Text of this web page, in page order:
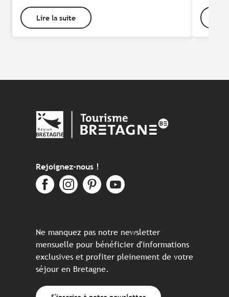
Lire la suite
Rejoignez-nous !
Ne manquez pas notre newsletter
mensuelle pour bénéficier d'informations
exclusives et profiter pleinement de votre
séjour en Bretagne.